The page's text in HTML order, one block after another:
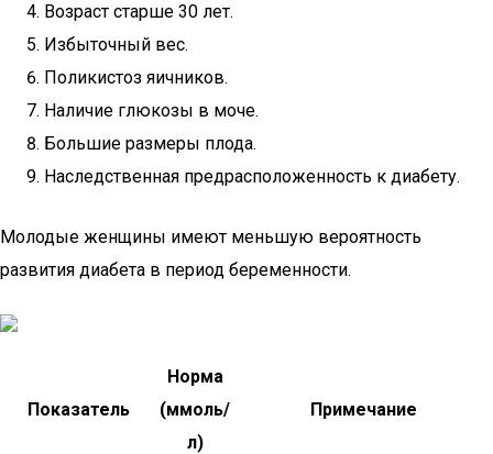
Возраст старше 30 лет.
Избыточный вес.
Поликистоз яичников.
Наличие глюкозы в моче.
Большие размеры плода.
Наследственная предрасположенность к диабету.
Молодые женщины имеют меньшую вероятность
развития диабета в период беременности.
Показатель
Норма
(ммоль/
л)
Примечание